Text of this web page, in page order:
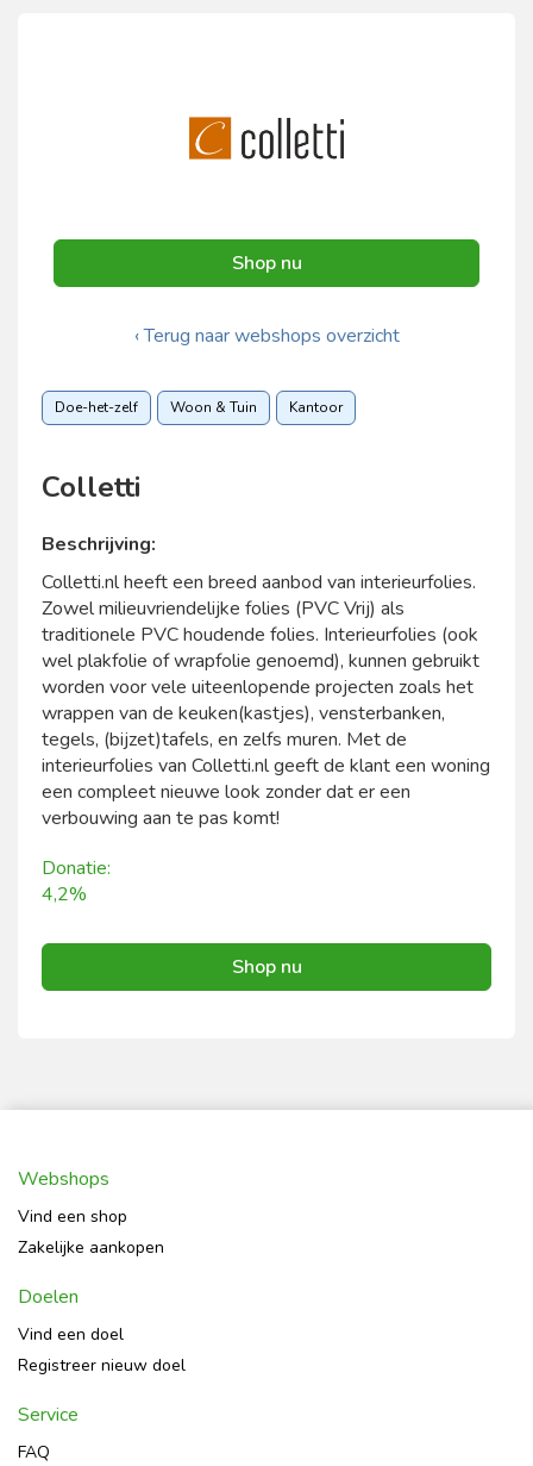
Shop nu
‹ Terug naar webshops overzicht
Doe-het-zelf Woon & Tuin Kantoor
Colletti
Beschrijving:
Colletti.nl heeft een breed aanbod van interieurfolies.
Zowel milieuvriendelijke folies (PVC Vrij) als
traditionele PVC houdende folies. Interieurfolies (ook
wel plakfolie of wrapfolie genoemd), kunnen gebruikt
worden voor vele uiteenlopende projecten zoals het
wrappen van de keuken(kastjes), vensterbanken,
tegels, (bijzet)tafels, en zelfs muren. Met de
interieurfolies van Colletti.nl geeft de klant een woning
een compleet nieuwe look zonder dat er een
verbouwing aan te pas komt!
Donatie:
4,2%
Shop nu
Webshops
Vind een shop
Zakelijke aankopen
Doelen
Vind een doel
Registreer nieuw doel
Service
FAQ